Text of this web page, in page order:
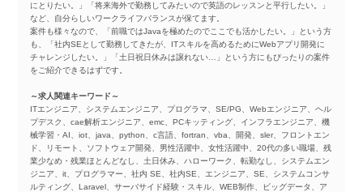
にとりたい。」「将来海外で勤務してみたいので英語のレッスンと平行したい。」
など、自分らしいワークライフバランスが保てます。
案件も様々なので、「前職ではJavaを極めたのでここでも活かしたい。」という方
も、「社内SEとして勤務してきたが、ITスキルを高めるためにWebアプリ開発に
チャレンジしたい。」「土日祝日休みは譲れない…」という方にもぴったりの案件
をご紹介できるはずです。
～求人関連キーワード～
ITエンジニア、システムエンジニア、プログラマ、SE/PG、Webエンジニア、ヘル
プデスク、cae解析エンジニア、emc、PCキッティング、インフラエンジニア、機
械学習・AI、iot、java、python、c言語、fortran、vba、開発、sler、フロントエン
ド、リモート、ソフトウェア開発、男性活躍中、女性活躍中、20代の多い職場、残
業少なめ・残業ほとんどなし、土日休み、ハローワーク、転勤なし、システムエン
ジニア、it、プログラマー、社内 SE、社内SE、エンジニア、SE、システムコンサ
ルティング、Laravel、サーバサイド経験・スキル、WEB制作、ビッグデータ、ア